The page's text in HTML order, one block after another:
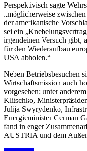
Perspektivisch sagte
„möglicherweise
der amerikanische
sei ein
irgendeinen Versuch gibt,
für den Wiederaufbau
USA abholen.“
Neben Betriebsbesuchen
Wirtschaftsmission auch
vorgesehen: unter
Klitschko,
Julija Swyrydenko,
Energieminister German
fand in enger
AUSTRIA und dem